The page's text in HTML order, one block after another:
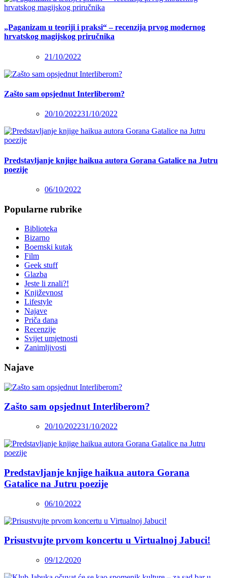
„Paganizam u teoriji i praksi“ – recenzija prvog modernog
hrvatskog magijskog priručnika
21/10/2022
Zašto sam opsjednut Interliberom?
20/10/202231/10/2022
Predstavljanje knjige haikua autora Gorana Gatalice na Jutru
poezije
06/10/2022
Popularne rubrike
Biblioteka
Bizarno
Boemski kutak
Film
Geek stuff
Glazba
Jeste li znali?!
Književnost
Lifestyle
Najave
Priča dana
Recenzije
Svijet umjetnosti
Zanimljivosti
Najave
Zašto sam opsjednut Interliberom?
20/10/202231/10/2022
Predstavljanje knjige haikua autora Gorana
Gatalice na Jutru poezije
06/10/2022
Prisustvujte prvom koncertu u Virtualnoj Jabuci!
09/12/2020